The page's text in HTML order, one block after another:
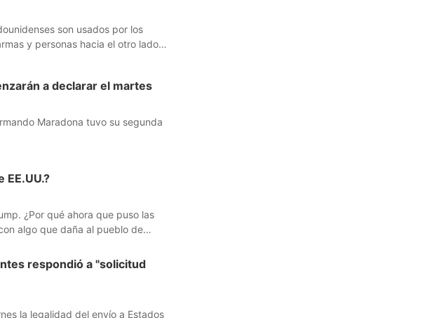
son usados por los
y personas hacia el otro lado.
a declarar el martes
Maradona tuvo su segunda
¿Por qué ahora que puso las
algo que daña al pueblo de
respondió a "solicitud
la legalidad del envío a Estados